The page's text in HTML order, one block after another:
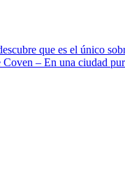
que es el único
– En una ciudad